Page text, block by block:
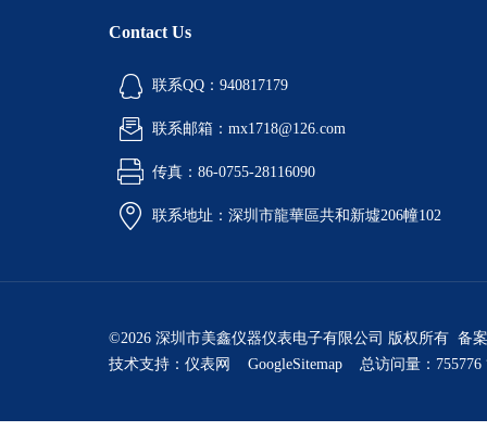
Contact Us
联系QQ：940817179
联系邮箱：mx1718@126.com
传真：86-0755-28116090
联系地址：深圳市龍華區共和新墟206幢102
©2026 深圳市美鑫仪器仪表电子有限公司 版权所有 备
技术支持： 仪表网 GoogleSitemap 总访问量：755776